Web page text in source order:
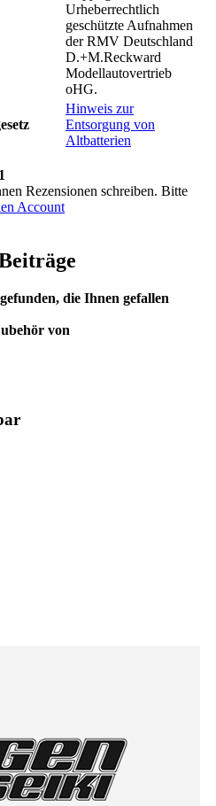
Urheberrechtlich
geschützte Aufnahmen
der RMV Deutschland
D.+M.Reckward
Modellautovertrieb
oHG.
Hinweis zur
Entsorgung von
Altbatterien
Rezensionen schreiben. Bitte
Account
die Ihnen gefallen
von